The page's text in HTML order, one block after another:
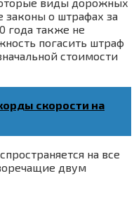
о штрафах за
года также не
погасить штраф
стоимости
скорости на
на все
двум